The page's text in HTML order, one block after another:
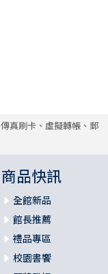
傳真刷卡、虛擬轉帳、郵
商品快訊
全館新品
館長推薦
禮品專區
校園書饗